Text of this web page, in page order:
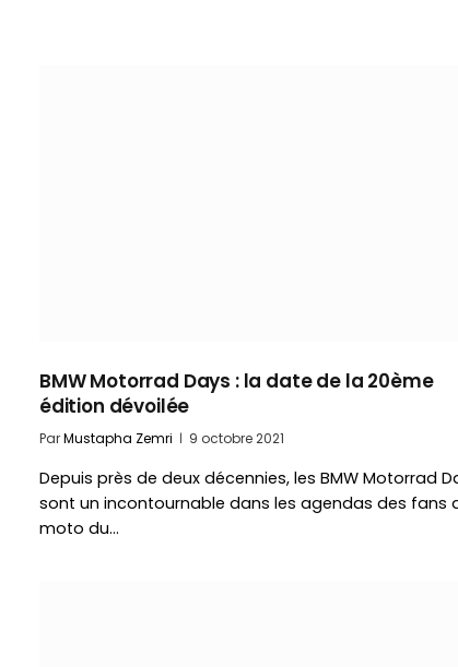
BMW Motorrad Days : la date de la 20ème
édition dévoilée
ParMustapha Zemri 9 octobre 2021
Depuis près de deux décennies, les BMW Motorrad
sont un incontournable dans les agendas des fans
moto du…